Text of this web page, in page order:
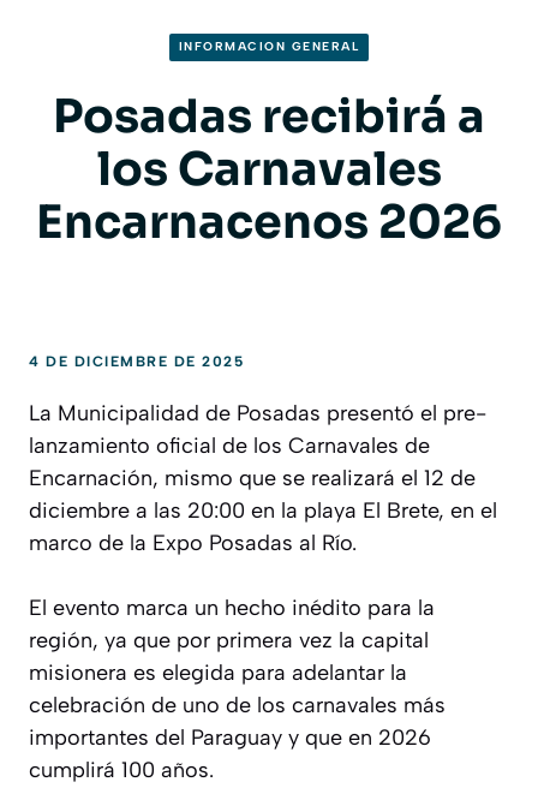
INFORMACION GENERAL
Posadas recibirá a
los Carnavales
Encarnacenos 2026
4 DE DICIEMBRE DE 2025
La Municipalidad de Posadas presentó el pre-
lanzamiento oficial de los Carnavales de
Encarnación, mismo que se realizará el 12 de
diciembre a las 20:00 en la playa El Brete, en el
marco de la Expo Posadas al Río.
El evento marca un hecho inédito para la
región, ya que por primera vez la capital
misionera es elegida para adelantar la
celebración de uno de los carnavales más
importantes del Paraguay y que en 2026
cumplirá 100 años.